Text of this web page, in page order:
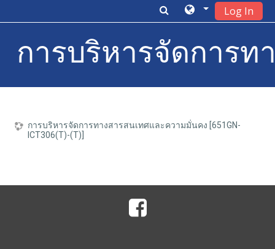
Log In
การบริหารจัดการทา
การบริหารจัดการทางสารสนเทศและความมั่นคง [651GN-
ICT306(T)-(T)]